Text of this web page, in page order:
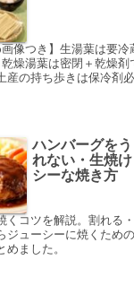
画像つき】生湯葉は要
燥湯葉は密閉＋乾燥剤
産の持ち歩きは保冷剤
ハンバーグを
れない・生焼
シーな焼き方
くコツを解説。割れる
ジューシーに焼くため
ました。